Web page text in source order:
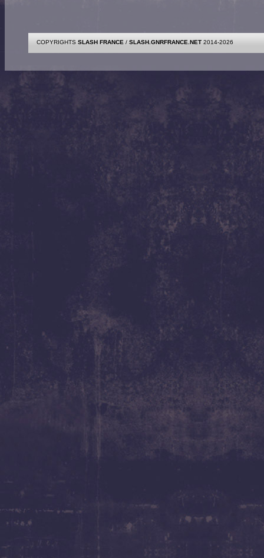
COPYRIGHTS SLASH FRANCE / SLASH.GNRFRANCE.NET 2014-2026